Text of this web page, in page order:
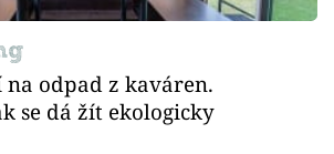
odpad z kaváren.
se dá žít ekologicky